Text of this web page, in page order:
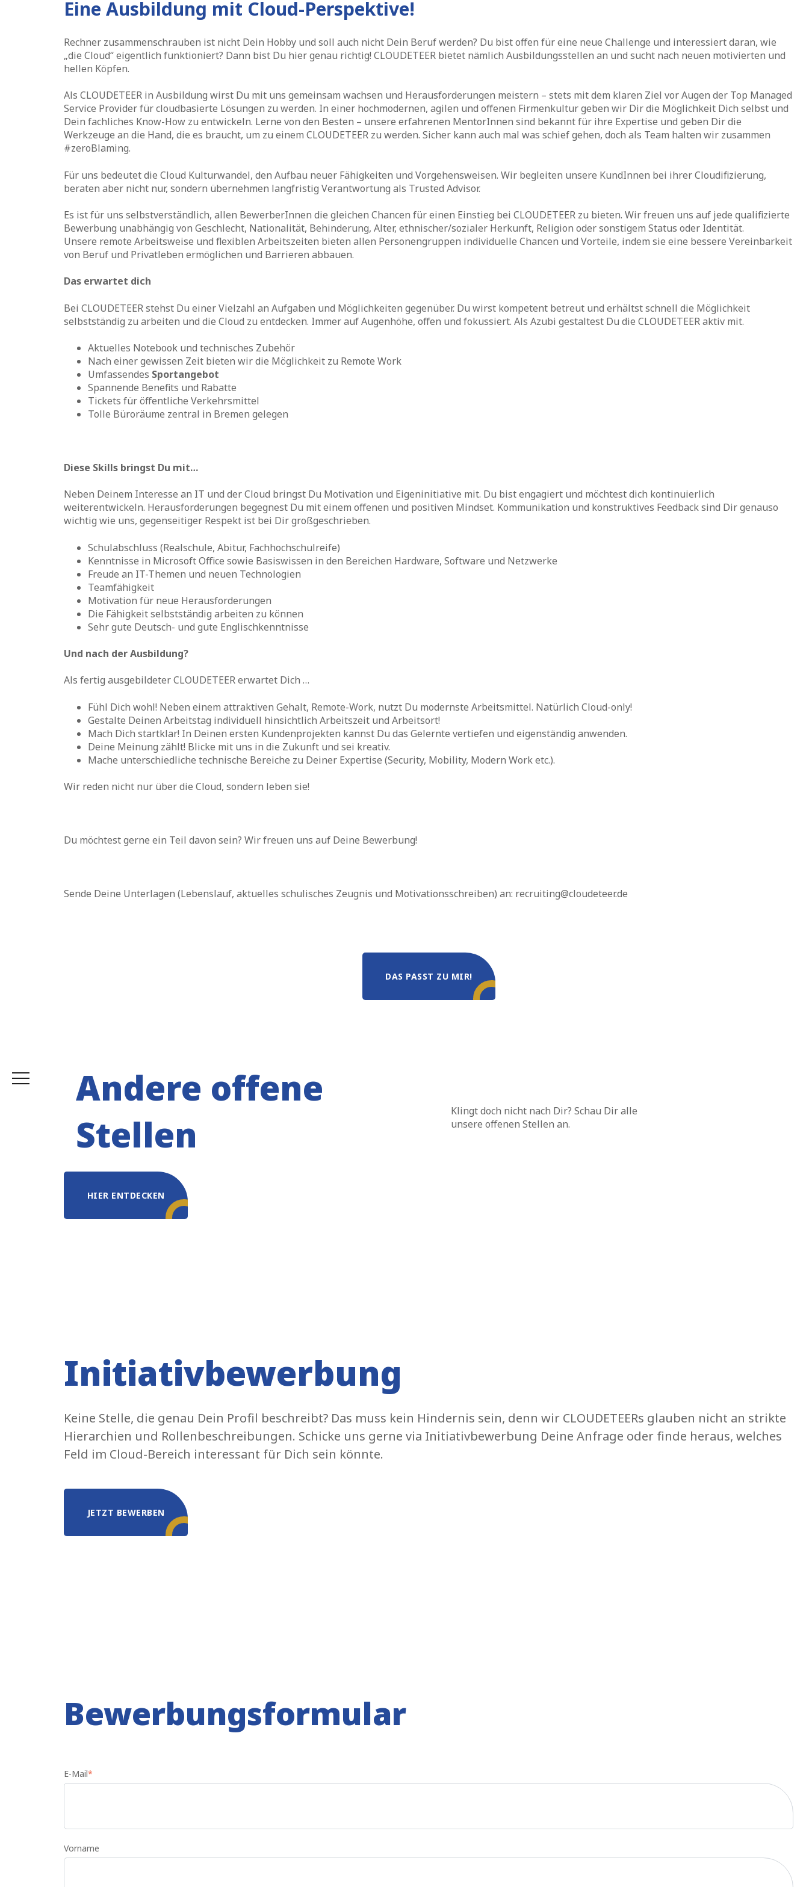
Eine Ausbildung mit Cloud-Perspektive!
Rechner zusammenschrauben ist nicht Dein Hobby und soll auch nicht Dein Beruf werden? Du bist offen für eine neue Challenge und interessiert daran, wie
„die Cloud“ eigentlich funktioniert? Dann bist Du hier genau richtig! CLOUDETEER bietet nämlich Ausbildungsstellen an und sucht nach neuen motivierten und
hellen Köpfen.
Als CLOUDETEER in Ausbildung wirst Du mit uns gemeinsam wachsen und Herausforderungen meistern – stets mit dem klaren Ziel vor Augen der Top Managed
Service Provider für cloudbasierte Lösungen zu werden. In einer hochmodernen, agilen und offenen Firmenkultur geben wir Dir die Möglichkeit Dich selbst und
Dein fachliches Know-How zu entwickeln. Lerne von den Besten – unsere erfahrenen MentorInnen sind bekannt für ihre Expertise und geben Dir die
Werkzeuge an die Hand, die es braucht, um zu einem CLOUDETEER zu werden. Sicher kann auch mal was schief gehen, doch als Team halten wir zusammen
#zeroBlaming.
Für uns bedeutet die Cloud Kulturwandel, den Aufbau neuer Fähigkeiten und Vorgehensweisen. Wir begleiten unsere KundInnen bei ihrer Cloudifizierung,
beraten aber nicht nur, sondern übernehmen langfristig Verantwortung als Trusted Advisor.
Es ist für uns selbstverständlich, allen BewerberInnen die gleichen Chancen für einen Einstieg bei CLOUDETEER zu bieten. Wir freuen uns auf jede qualifizierte
Bewerbung unabhängig von Geschlecht, Nationalität, Behinderung, Alter, ethnischer/sozialer Herkunft, Religion oder sonstigem Status oder Identität.
Unsere remote Arbeitsweise und flexiblen Arbeitszeiten bieten allen Personengruppen individuelle Chancen und Vorteile, indem sie eine bessere Vereinbarkeit
von Beruf und Privatleben ermöglichen und Barrieren abbauen.
Das erwartet dich
Bei CLOUDETEER stehst Du einer Vielzahl an Aufgaben und Möglichkeiten gegenüber. Du wirst kompetent betreut und erhältst schnell die Möglichkeit
selbstständig zu arbeiten und die Cloud zu entdecken. Immer auf Augenhöhe, offen und fokussiert. Als Azubi gestaltest Du die CLOUDETEER aktiv mit.
Aktuelles Notebook und technisches Zubehör
Nach einer gewissen Zeit bieten wir die Möglichkeit zu Remote Work
Umfassendes Sportangebot
Spannende Benefits und Rabatte
Tickets für öffentliche Verkehrsmittel
Tolle Büroräume zentral in Bremen gelegen
Diese Skills bringst Du mit…
Neben Deinem Interesse an IT und der Cloud bringst Du Motivation und Eigeninitiative mit. Du bist engagiert und möchtest dich kontinuierlich
weiterentwickeln. Herausforderungen begegnest Du mit einem offenen und positiven Mindset. Kommunikation und konstruktives Feedback sind Dir genauso
wichtig wie uns, gegenseitiger Respekt ist bei Dir großgeschrieben.
Schulabschluss (Realschule, Abitur, Fachhochschulreife)
Kenntnisse in Microsoft Office sowie Basiswissen in den Bereichen Hardware, Software und Netzwerke
Freude an IT-Themen und neuen Technologien
Teamfähigkeit
Motivation für neue Herausforderungen
Die Fähigkeit selbstständig arbeiten zu können
Sehr gute Deutsch- und gute Englischkenntnisse
Und nach der Ausbildung?
Als fertig ausgebildeter CLOUDETEER erwartet Dich …
Fühl Dich wohl! Neben einem attraktiven Gehalt, Remote-Work, nutzt Du modernste Arbeitsmittel. Natürlich Cloud-only!
Gestalte Deinen Arbeitstag individuell hinsichtlich Arbeitszeit und Arbeitsort!
Mach Dich startklar! In Deinen ersten Kundenprojekten kannst Du das Gelernte vertiefen und eigenständig anwenden.
Deine Meinung zählt! Blicke mit uns in die Zukunft und sei kreativ.
Mache unterschiedliche technische Bereiche zu Deiner Expertise (Security, Mobility, Modern Work etc.).
Wir reden nicht nur über die Cloud, sondern leben sie!
Du möchtest gerne ein Teil davon sein? Wir freuen uns auf Deine Bewerbung!
Sende Deine Unterlagen (Lebenslauf, aktuelles schulisches Zeugnis und Motivationsschreiben) an: recruiting@cloudeteer.de
DAS PASST ZU MIR!
Andere offene
Stellen
Klingt doch nicht nach Dir? Schau Dir alle
unsere offenen Stellen an.
HIER ENTDECKEN
Initiativbewerbung
Keine Stelle, die genau Dein Profil beschreibt? Das muss kein Hindernis sein, denn wir CLOUDETEERs glauben nicht an strikte
Hierarchien und Rollenbeschreibungen. Schicke uns gerne via Initiativbewerbung Deine Anfrage oder finde heraus, welches
Feld im Cloud-Bereich interessant für Dich sein könnte.
JETZT BEWERBEN
Bewerbungsformular
E-Mail*
Vorname